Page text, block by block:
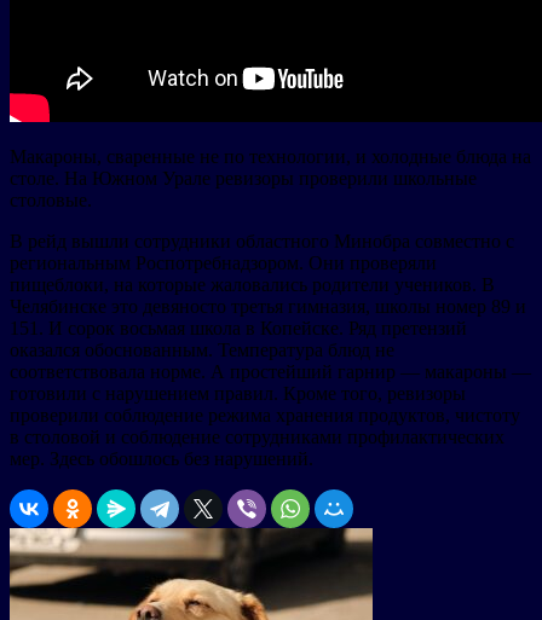
Макароны, сваренные не по технологии, и холодные блюда на
столе. На Южном Урале ревизоры проверили школьные
столовые.
В рейд вышли сотрудники областного Минобра совместно с
региональным Роспотребнадзором. Они проверяли
пищеблоки, на которые жаловались родители учеников. В
Челябинске это девяносто третья гимназия, школы номер 89 и
151. И сорок восьмая школа в Копейске. Ряд претензий
оказался обоснованным. Температура блюд не
соответствовала норме. А простейший гарнир — макароны —
готовили с нарушением правил. Кроме того, ревизоры
проверили соблюдение режима хранения продуктов, чистоту
в столовой и соблюдение сотрудниками профилактических
мер. Здесь обошлось без нарушений.